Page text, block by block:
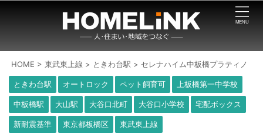
HOME >東武東上線 > ときわ台駅 > セレナハイム中板橋プラティノ
ときわ台駅 オートロック ペット飼育可 上板橋第一中学校
中板橋駅 大山駅 大谷口北町 大谷口小学校 宅配ボックス
新耐震基準 東京都板橋区 東武東上線